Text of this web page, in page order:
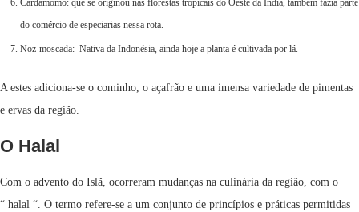
Cardamomo: que se originou nas florestas tropicais do Oeste da Índia, também fazia parte
do comércio de especiarias nessa rota.
Noz-moscada: Nativa da Indonésia, ainda hoje a planta é cultivada por lá.
A estes adiciona-se o cominho, o açafrão e uma imensa variedade de pimentas
e ervas da região.
O Halal
Com o advento do Islã, ocorreram mudanças na culinária da região, com o
“ halal “. O termo refere-se a um conjunto de princípios e práticas permitidas